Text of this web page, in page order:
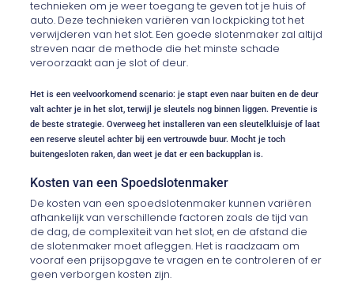
technieken om je weer toegang te geven tot je huis of
auto. Deze technieken variëren van lockpicking tot het
verwijderen van het slot. Een goede slotenmaker zal altijd
streven naar de methode die het minste schade
veroorzaakt aan je slot of deur.
Het is een veelvoorkomend scenario: je stapt even naar buiten en de deur
valt achter je in het slot, terwijl je sleutels nog binnen liggen. Preventie is
de beste strategie. Overweeg het installeren van een sleutelkluisje of laat
een reserve sleutel achter bij een vertrouwde buur. Mocht je toch
buitengesloten raken, dan weet je dat er een backupplan is.
Kosten van een Spoedslotenmaker
De kosten van een spoedslotenmaker kunnen variëren
afhankelijk van verschillende factoren zoals de tijd van
de dag, de complexiteit van het slot, en de afstand die
de slotenmaker moet afleggen. Het is raadzaam om
vooraf een prijsopgave te vragen en te controleren of er
geen verborgen kosten zijn.